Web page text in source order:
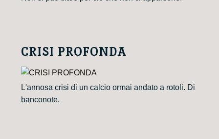
CRISI PROFONDA
L'annosa crisi di un calcio ormai andato a rotoli. Di
banconote.